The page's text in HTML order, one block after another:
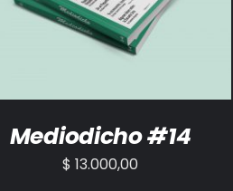
AÑADIR AL CARRITO / DETALLES
Mediodicho #14
$ 13.000,00